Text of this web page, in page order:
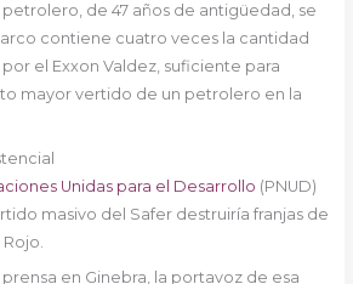
de 47 años de antigüedad, se
contiene cuatro veces la cantidad
el Exxon Valdez, suficiente para
mayor vertido de un petrolero en la
Unidas para el Desarrollo (PNUD)
masivo del Safer destruiría franjas de
en Ginebra, la portavoz de esa